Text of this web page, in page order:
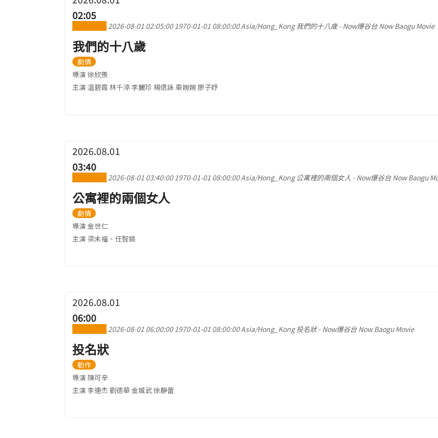
02:05
2026-08-01 02:05:00 1970-01-01 08:00:00Asia/Hong_Kong 我們的十八歲 - Now爆谷台 Now Baogu Movie
我們的十八歲
劇情
導演 徐欣羨
主演 温碧霞 林千渟 李麗珍 楊偲詠 車婉婉 廖子妤
2026.08.01
03:40
2026-08-01 03:40:00 1970-01-01 08:00:00 Asia/Hong_Kong 公寓裡的兩個女人 - Now爆谷台 Now Baogu
公寓裡的兩個女人
劇情
導演 金世仁
主演 梁末福、任智鎬
2026.08.01
06:00
2026-08-01 06:00:00 1970-01-01 08:00:00 Asia/Hong_Kong 投名狀 - Now爆谷台 Now Baogu Movie
投名狀
動作
導演 陳可辛
主演 李連杰 劉德華 金城武 徐靜蕾